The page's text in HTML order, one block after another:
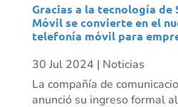
Gracias a la tecnología de
Móvil se convierte en el
telefonía móvil para
30 Jul 2024 | Noticias
La compañía de
anunció su ingreso formal